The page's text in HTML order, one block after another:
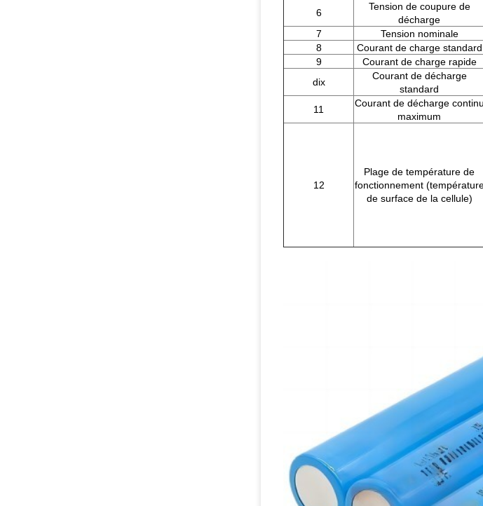
6
Tension de coupure de
décharge
7
Tension nominale
8
Courant de charge standard
9
Courant de charge rapide
dix
Courant de décharge
standard
11
Courant de décharge continu
maximum
12
Plage de température de
fonctionnement
de surface de la cellule)